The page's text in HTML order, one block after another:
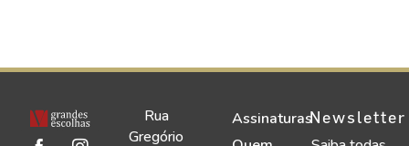
Rua
Gregório
AssinaturasNewsletter